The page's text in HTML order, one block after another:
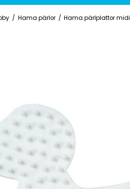
/ Hama pärlor / Hama pärlplattor midi